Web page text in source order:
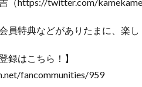
員特典などがありたまに、楽し
録はこちら！】
fancommunities/959